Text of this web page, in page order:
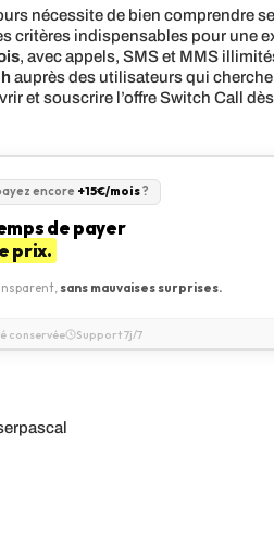
nécessite de bien comprendre
critères indispensables pour une
, avec appels, SMS et MMS
auprès des utilisateurs qui
et souscrire l’offre Switch Call
encore +15€/mois?
de payer
prix.
sans mauvaises surprises.
conservée Support 7j/7